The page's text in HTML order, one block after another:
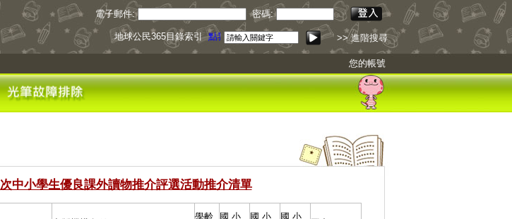
電子郵件: 密碼:
地球公民365目錄索引點我下載 >> 進階搜尋
您的帳號
次中小學生優良課外讀物推介評選活動推介清單
學齡
國 小
國 小
國 小